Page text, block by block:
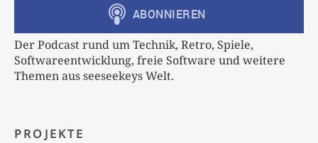
Der Podcast rund um Technik, Retro, Spiele,
Softwareentwicklung, freie Software und weitere
Themen aus seeseekeys Welt.
PROJEKTE